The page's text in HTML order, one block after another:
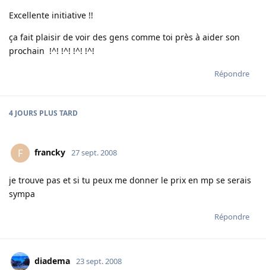
Excellente initiative !!
ça fait plaisir de voir des gens comme toi près à aider son
prochain !^! !^! !^! !^!
Répondre
4 JOURS PLUS TARD
F francky 27 sept. 2008
je trouve pas et si tu peux me donner le prix en mp se serais
sympa
Répondre
diadema 23 sept. 2008